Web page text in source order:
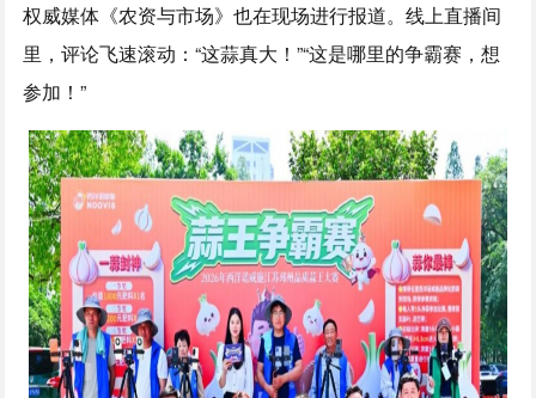
权威媒体《农资与市场》也在现场进行报道。线上直播间
里，评论飞速滚动：“这蒜真大！”“这是哪里的争霸赛，想
参加！”